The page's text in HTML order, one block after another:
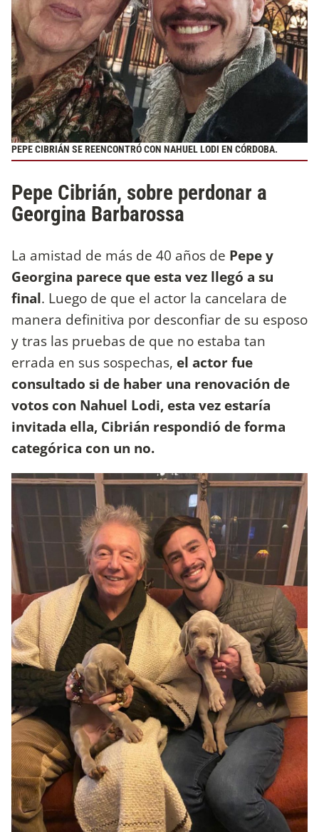
PEPE CIBRIÁN SE REENCONTRÓ CON NAHUEL LODI EN CÓRDOBA.
Pepe Cibrián, sobre perdonar a
Georgina Barbarossa
La amistad de más de 40 años de Pepe y
Georgina parece que esta vez llegó a su
final. Luego de que el actor la cancelara de
manera definitiva por desconfiar de su esposo
y tras las pruebas de que no estaba tan
errada en sus sospechas, el actor fue
consultado si de haber una renovación de
votos con Nahuel Lodi, esta vez estaría
invitada ella, Cibrián respondió de forma
categórica con un no.